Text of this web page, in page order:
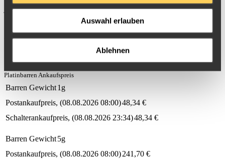
Auswahl erlauben
Ablehnen
jedoch weniger streng aus als z.B. die meisten Münzhändler oder
Platinmünzen Verkaufen
Platinbarren Ankaufspreis
Barren Gewicht1g
Postankaufpreis (08.08.2026 08:00)48,34 €
Schalterankaufpreis (08.08.2026 23:34)48,34 €
Barren Gewicht5g
Postankaufpreis (08.08.2026 08:00)241,70 €